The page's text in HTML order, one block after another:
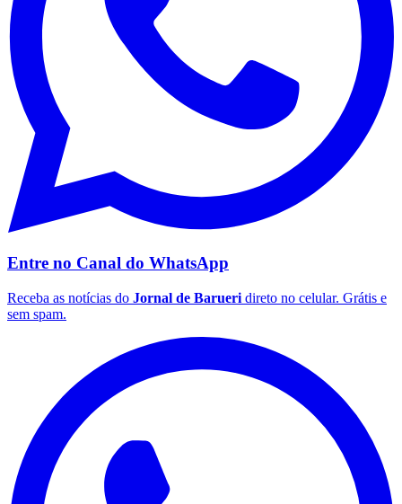
Fluminense
Entre no Canal do WhatsApp
Receba as notícias do Jornal de Barueri direto no celular. Grátis e
sem spam.